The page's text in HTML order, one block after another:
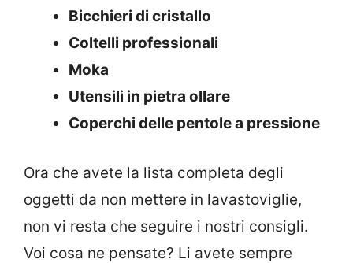
Bicchieri di cristallo
Coltelli professionali
Moka
Utensili in pietra ollare
Coperchi delle pentole a pressione
Ora che avete la lista completa degli
oggetti da non mettere in lavastoviglie,
non vi resta che seguire i nostri consigli.
Voi cosa ne pensate? Li avete sempre